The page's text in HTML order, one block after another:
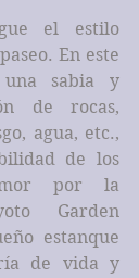
el estilo
En este
sabia y
de rocas,
agua, etc.,
de los
por la
Garden
estanque
de vida y